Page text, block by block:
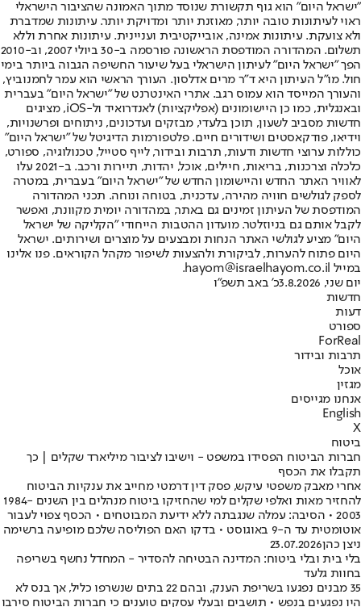
"ישראל היום" הוא גוף תקשורת שנוסד מתוך האמונה שהציבור הישראלי
ראוי לעיתונות טובה יותר, מאוזנת יותר ומדויקת יותר. עיתונות שמדברת
ולא צועקת. עיתונות אמינה, אובייקטיבית ועניינית. עיתונות אחרת וללא
תשלום. המהדורה המודפסת הראשונה פורסמה ב-30 ביולי 2007, וב-2010
הפך "ישראל היום" לעיתון הישראלי בעל שיעור החשיפה הגבוה ביותר בימי
חול. מו"ל העיתון היא ד"ר מרים אדלסון. העורך הראשי הוא עמר לחמנוביץ,
והעורך המייסד הוא עמוס רגב. אתרי האינטרנט של "ישראל היום" בעברית
ובאנגלית, כמו כן היישומונים (אפליקציות) לאנדרואיד ול-iOS, מציגים
חדשות מסביב לשעון, תוכן בלעדי, מבזקים ועדכונים, ניתוחים ופרשנויות,
וידיאו, פודקאסטים ושידורים חיים. פלטפורמות הדיגיטל של "ישראל היום"
כוללות ערוצי חדשות ודעות, תרבות ובידור, לייף סטייל, טכנולוגיה, ספורט,
כלכלה וצרכנות, בריאות, חיילים, אוכל, יהדות, תיירות ורכב. ב-2021 עלו
לאוויר האתר החדש והיישומון החדש של "ישראל היום" בעברית, במטרה
לספק לגולשים חוויה מהירה, עדכנית, בטוחה ונוחה. תכני המהדורה
המודפסת של העיתון זמינים גם באתר, במהדורה יומית מקוונת, ואפשר
לקבל אותם גם בניוזלטר. מועדון ההטבות הייחודי "הקליקה של ישראל
היום" מציע לגולשי האתר הנחות ומבצעים על מוצרים ושירותים. ישראל
היום פתוח להערות, לביקורת ולהצעות לשיפור מקהל הקוראים. פנו אלינו
במייל hayom@israelhayom.co.il.
יום שני, 3.8.2026
כ' באב תשפ"ו
חדשות
דעות
ספורט
ForReal
תרבות ובידור
אוכל
מגזין
אנחנו מגייסים
English
X
ביטוח
חברות הביטוח הפסידו במשפט - וישיבו לציבור מיליארד שקלים | כך
תקבלו את הכסף
אחרי מאבק משפטי עיקש, פסק דין דרמטי מחייב את ענקיות הביטוח
להחזיר מאות ואלפי שקלים למי שהחזיקו ביטוח מנהלים בין השנים 1984-
2003 • הסיבה: עמלה שנגבתה ללא ידיעת המבוטחים • הכסף צפוי לעבור
אוטומטית עד ה-9 באוגוסט • בדקו האם הפוליסה שלכם מופיעה ברשימה
ניצן כהן23.07.2026
בלי בית ובלי ביטוח: המדינה הבטיחה להסדיר - המחדל נחשף בשריפה
בחוות גלעד
35 מבנים נפגעו בשריפת הענק, ובהם 22 בתים שנשרפו כליל, אך בנס לא
היו נפגעים בנפש • תושבים ובעלי עסקים טוענים כי חברות הביטוח סירבו